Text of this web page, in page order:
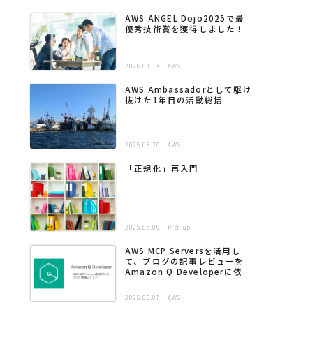
AWS ANGEL Dojo2025で最
優秀技術賞を獲得しました！
2026.01.14 AWS
AWS Ambassadorとして駆け
抜けた1年目の活動総括
2025.05.20 AWS
「正規化」再入門
2025.05.09 Pick up
AWS MCP Serversを活用し
て、ブログの記事レビューを
Amazon Q Developerに依頼
2025.05.07 AWS